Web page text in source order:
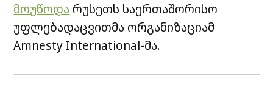
მოუწოდა რუსეთს საერთაშორისო
უფლებადაცვითმა ორგანიზაციამ
Amnesty International-მა.